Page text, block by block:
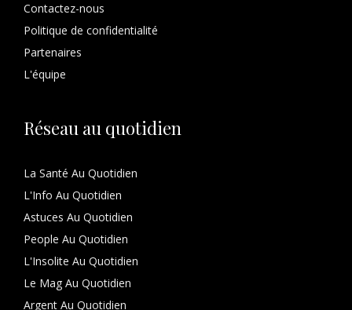
Contactez-nous
Politique de confidentialité
Partenaires
L'équipe
Réseau au quotidien
La Santé Au Quotidien
L'Info Au Quotidien
Astuces Au Quotidien
People Au Quotidien
L'Insolite Au Quotidien
Le Mag Au Quotidien
Argent Au Quotidien